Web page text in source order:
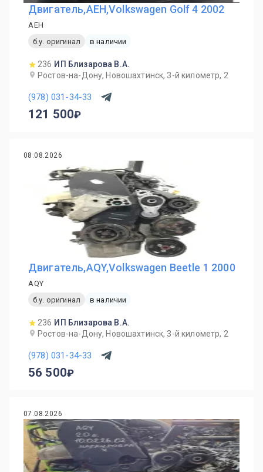
Двигатель,AEH,Volkswagen Golf 4 2002
AEH
б.у. оригинал
в наличии
236 ИП Близарова В.А.
Ростов-на-Дону, Новошахтинск, 3-й километр, 2
(978) 031-34-33
121 500
08.08.2026
Двигатель,AQY,Volkswagen Beetle 1 2000
AQY
б.у. оригинал
в наличии
236 ИП Близарова В.А.
Ростов-на-Дону, Новошахтинск, 3-й километр, 2
(978) 031-34-33
56 500
07.08.2026